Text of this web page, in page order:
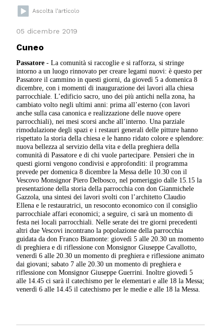
05 dicembre 2019
Cuneo
Passatore - La comunità si raccoglie e si rafforza, si stringe
intorno a un luogo rinnovato per creare legami nuovi: è questo per
Passatore il cammino in questi giorni, da giovedì 5 a domenica 8
dicembre, con i momenti di inaugurazione dei lavori alla chiesa
parrocchiale. L’edificio sacro, uno dei più antichi nella zona, ha
cambiato volto negli ultimi anni: prima all’esterno (con lavori
anche sulla casa canonica e realizzazione delle nuove opere
parrocchiali), nei mesi scorsi anche all’interno. Una parziale
rimodulazione degli spazi e i restauri generali delle pitture hanno
rispettato la storia della chiesa e le hanno ridato colore e splendore:
nuova bellezza al servizio della vita e della preghiera della
comunità di Passatore e di chi vuole partecipare. Pensieri che in
questi giorni vengono condivisi e approfonditi: il programma
prevede per domenica 8 dicembre la Messa delle 10.30 con il
Vescovo Monsignor Piero Delbosco, nel pomeriggio dalle 15.15 la
presentazione della storia della parrocchia con don Gianmichele
Gazzola, una sintesi dei lavori svolti con l’architetto Claudio
Ellena e le restauratrici, un resoconto economico con il consiglio
parrocchiale affari economici; a seguire, ci sarà un momento di
festa nei locali parrocchiali. Nelle serate dei tre giorni precedenti
altri due Vescovi incontrano la popolazione della parrocchia
guidata da don Franco Biamonte: giovedì 5 alle 20.30 un momento
di preghiera e di riflessione con Monsignor Giuseppe Cavallotto,
venerdì 6 alle 20.30 un momento di preghiera e riflessione animato
dai giovani; sabato 7 alle 20.30 un momento di preghiera e
riflessione con Monsignor Giuseppe Guerrini. Inoltre giovedì 5
alle 14.45 ci sarà il catechismo per le elementari e alle 18 la Messa;
venerdì 6 alle 14.45 il catechismo per le medie e alle 18 la Messa.